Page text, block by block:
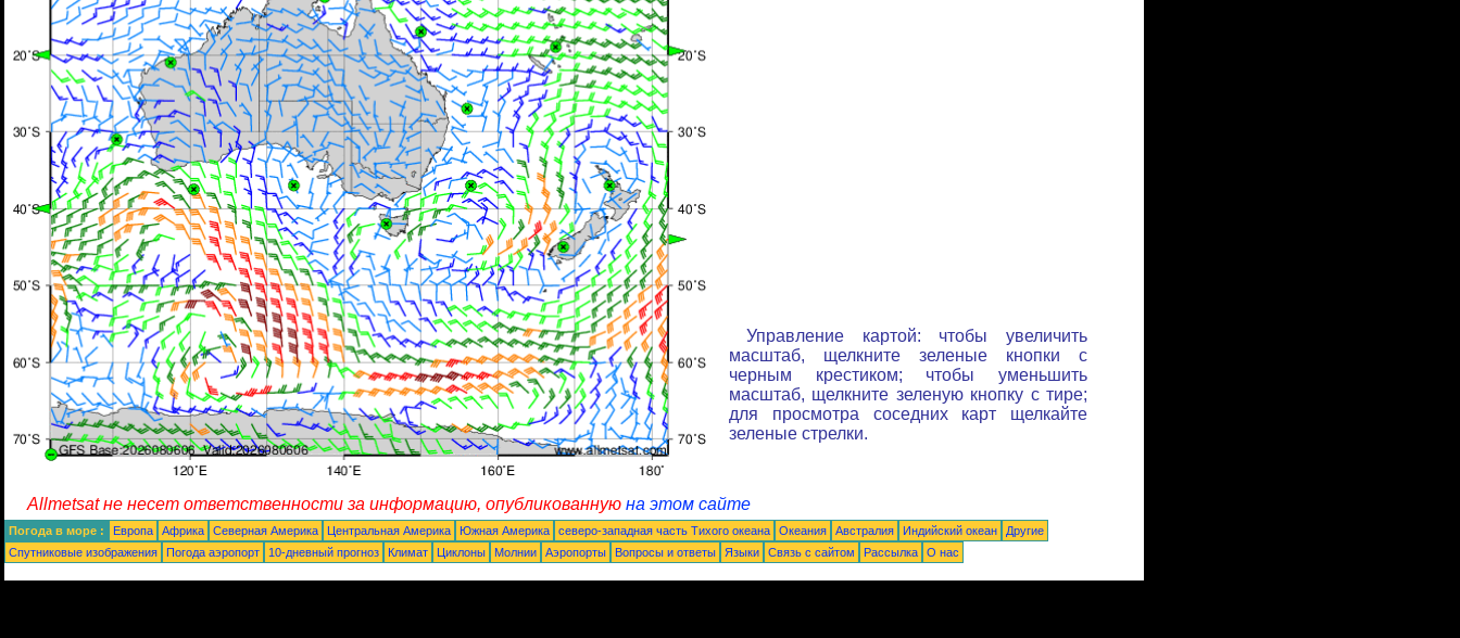
Управление картой: чтобы увеличить
масштаб, щелкните зеленые кнопки с
черным крестиком; чтобы уменьшить
масштаб, щелкните зеленую кнопку с тире;
для просмотра соседних карт щелкайте
зеленые стрелки.
Allmetsat не несет ответственности за информацию, опубликованную на этом сайте
Погода в море : Европа Африка Северная Америка Центральная Америка Южная Америка северо-западная часть Tихого океана Океания Австралия Индийский океан
Другие
Спутниковые изображения
Погода аэропорт 10-дневный прогноз Климат Циклоны Молнии Аэропорты Вопросы и ответы Языки Связь с сайтом Рассылка О нас